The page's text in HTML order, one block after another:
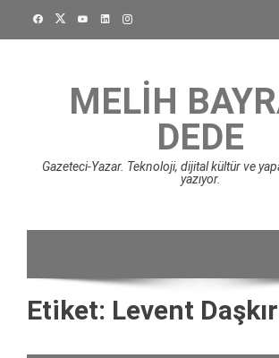
MELIH
DEDE
Gazeteci-Yazar. Teknoloji, dijital kültür ve
yazıyor.
Etiket: Levent